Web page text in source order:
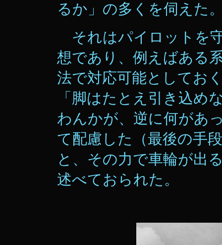
るか」の多くを伺えた
それはパイロットを
想であり、例えばある
法で対応可能としてお
「脚はたとえ引き込め
わんかが、逆に何があ
て配慮した（最後の手
と、その力で車輪が出
述べておられた。